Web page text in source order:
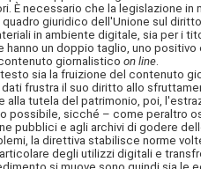
È necessario che la legislazione
giuridico dell'Unione sul
in ambiente digitale, sia per i
un doppio taglio, uno
giornalistico on line.
sia la fruizione del contenuto
frustra il suo diritto allo
tutela del patrimonio, poi,
possibile, sicché – come peraltro
pubblici e agli archivi di godere
la direttiva stabilisce norme
degli utilizzi digitali e
si muove sono quindi sia le